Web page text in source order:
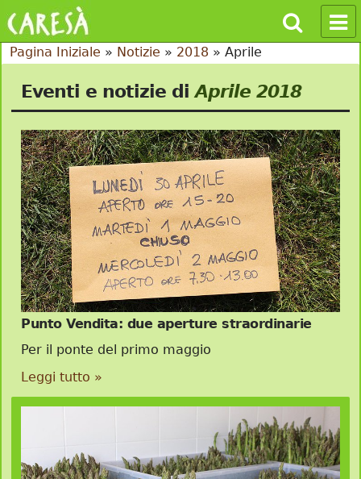
Pagina Iniziale » Notizie » 2018 » Aprile
Eventi e notizie diAprile 2018
Punto Vendita: due aperture straordinarie
Per il ponte del primo maggio
Leggi tutto »